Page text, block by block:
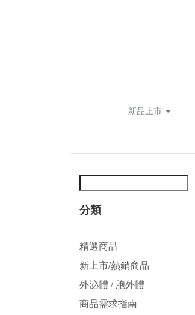
新品上市
分類
精選商品
新上市/熱銷商品
外泌體 / 胞外體
商品需求指南